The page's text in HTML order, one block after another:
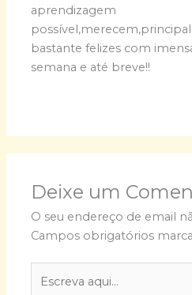
aprendizagem
bastante felizes com
semana e até breve!!
Deixe um
O seu endereço de email
Campos obrigatórios
aqui...